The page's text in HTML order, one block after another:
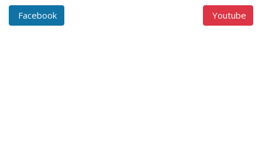
Facebook Youtube